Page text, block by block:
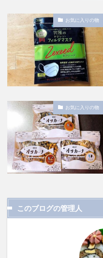
お気に入りの物
お気に入りの物
このブログの管理人